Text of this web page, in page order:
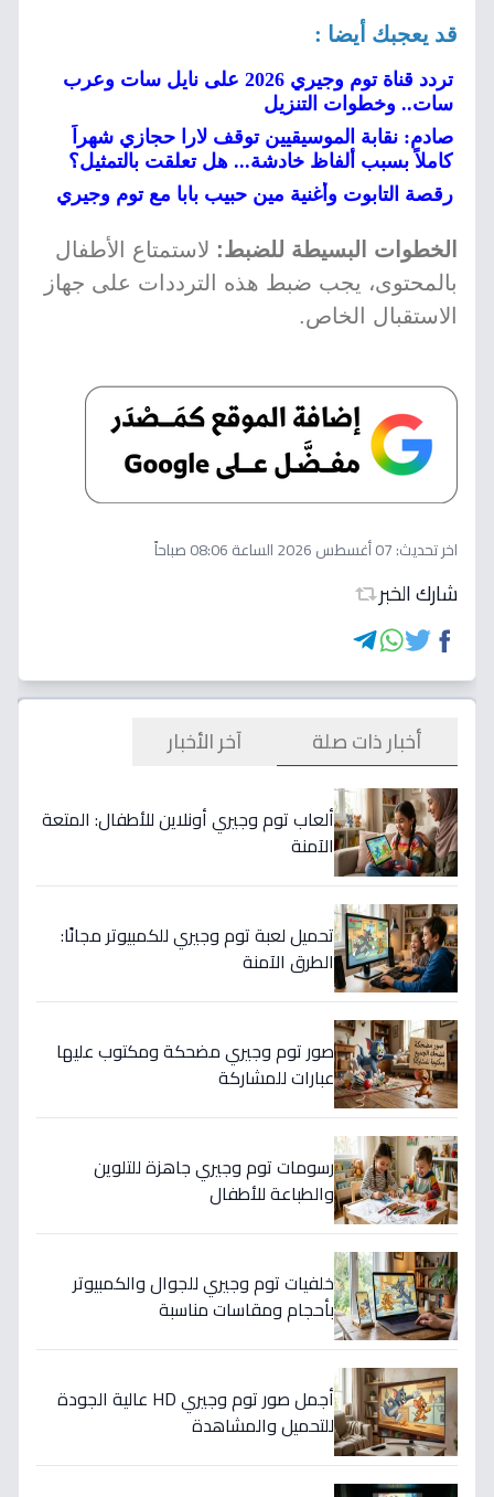
قد يعجبك أيضا :
تردد قناة توم وجيري 2026 على نايل سات وعرب
سات.. وخطوات التنزيل
صادم: نقابة الموسيقيين توقف لارا حجازي شهراً
كاملاً بسبب ألفاظ خادشة... هل تعلقت بالتمثيل؟
رقصة التابوت وأغنية مين حبيب بابا مع توم وجيري
الخطوات البسيطة للضبط: لاستمتاع الأطفال
بالمحتوى، يجب ضبط هذه الترددات على جهاز
الاستقبال الخاص.
اخر تحديث:07 أغسطس 2026 الساعة 08:06 صباحاً
شارك الخبر
أخبار ذات صلة آخر الأخبار
ألعاب توم وجيري أونلاين للأطفال: المتعة
الآمنة
تحميل لعبة توم وجيري للكمبيوتر مجانًا:
الطرق الآمنة
صور توم وجيري مضحكة ومكتوب عليها
عبارات للمشاركة
رسومات توم وجيري جاهزة للتلوين
والطباعة للأطفال
خلفيات توم وجيري للجوال والكمبيوتر
بأحجام ومقاسات مناسبة
أجمل صور توم وجيري HD عالية الجودة
للتحميل والمشاهدة